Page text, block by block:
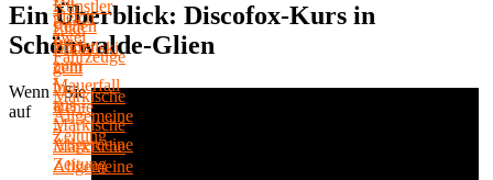
Ein Überblick: Discofox-Kurs in
Schönwalde-Glien
Wenn Sie
auf